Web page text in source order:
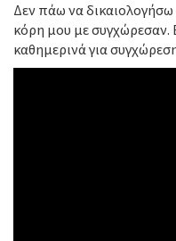
Δεν πάω να δικαιολογήσω
κόρη μου με συγχώρεσαν.
καθημερινά για